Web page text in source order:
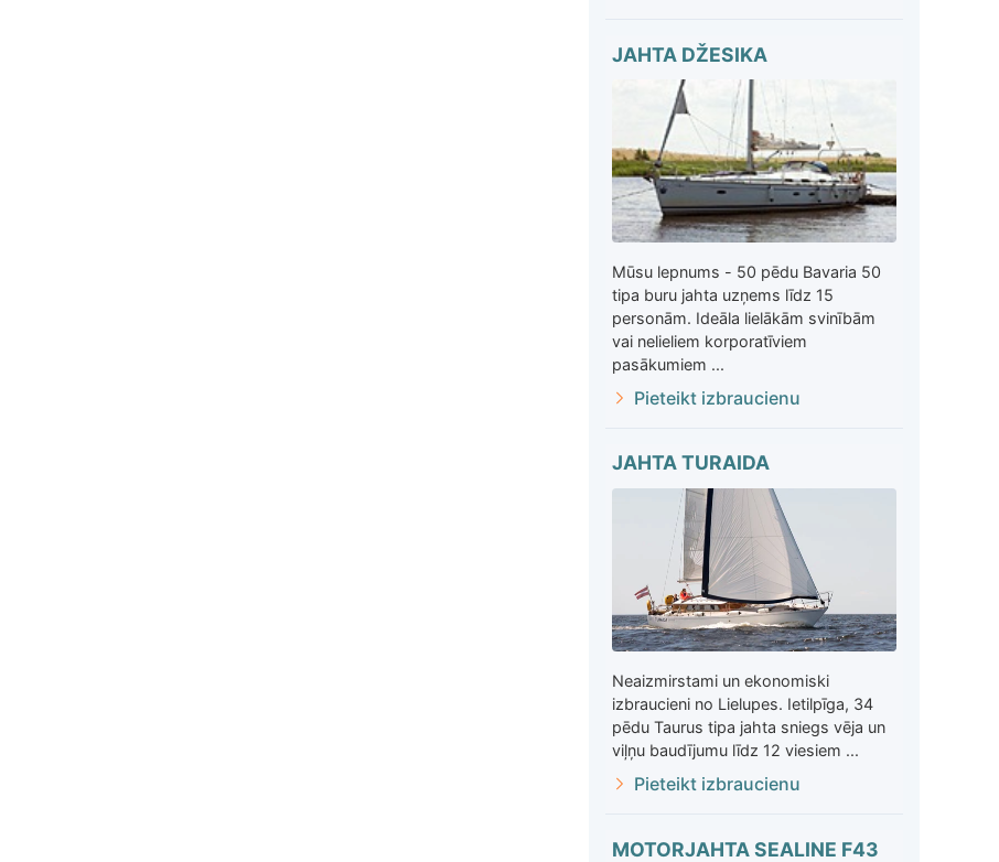
JAHTA DŽESIKA
Mūsu lepnums - 50 pēdu Bavaria 50
tipa buru jahta uzņems līdz 15
personām. Ideāla lielākām svinībām
vai nelieliem korporatīviem
pasākumiem ...
Pieteikt izbraucienu
JAHTA TURAIDA
Neaizmirstami un ekonomiski
izbraucieni no Lielupes. Ietilpīga, 34
pēdu Taurus tipa jahta sniegs vēja un
viļņu baudījumu līdz 12 viesiem ...
Pieteikt izbraucienu
MOTORJAHTA SEALINE F43